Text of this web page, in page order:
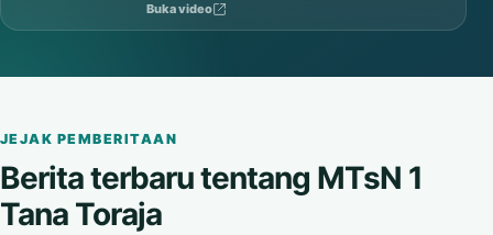
Buka video
JEJAK PEMBERITAAN
Berita terbaru tentang MTsN 1
Tana Toraja